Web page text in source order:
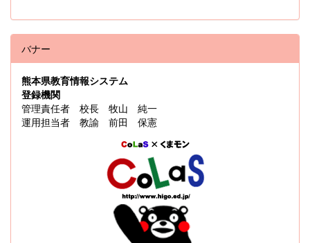
バナー
熊本県教育情報システム
登録機関
管理責任者 校長 牧山 純一
運用担当者 教諭 前田 保憲